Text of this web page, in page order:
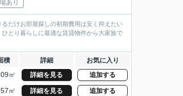
あり
だけお部屋探しの初期費用は安く抑えたい
とり暮らしに最適な賃貸物件から大家族で
積 詳細 お気に入り
㎡ 詳細を見る 追加する
㎡ 詳細を見る 追加する